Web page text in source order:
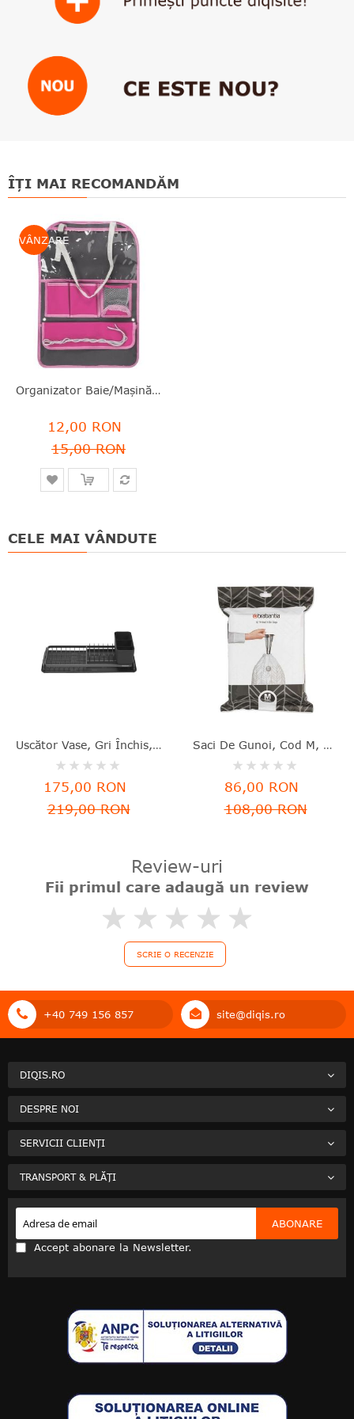
ÎȚI MAI RECOMANDĂM
VÂNZARE
Organizator Baie/maşină, Culori Asortate, Textil, 36x52 Cm, Tom Et Ses Amis - 3561869910437
12,00 RON
15,00 RON
CELE MAI VÂNDUTE
Uscător Vase, Gri Închis, Aluminiu+plastic, 46.3x20x12.6 Cm, Brabantia - 8710755117268
Rating:
0%
175,00 RON
219,00 RON
Saci De Gunoi, Cod M, 40 Bucăţi, 60 L, Brabantia - 8710755138829
Rating:
0%
86,00 RON
108,00 RON
Review-uri
Fii primul care adaugă un review
SCRIE O RECENZIE
+40 749 156 857 site@diqis.ro
DIQIS.RO
DESPRE NOI
SERVICII CLIENȚI
TRANSPORT & PLĂȚI
ABONARE
Accept abonare la Newsletter.